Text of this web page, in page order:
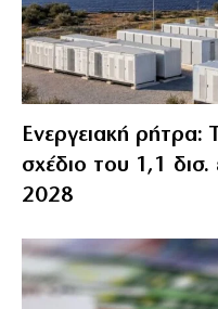
Ενεργειακή ρήτρα:
σχέδιο του 1,1
2028